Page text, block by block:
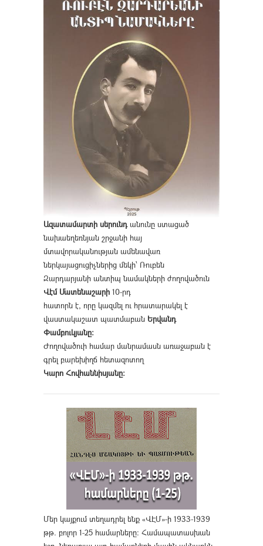
Ազատամարտի սերունդանունը ստացած
նախաեղեռնյան շրջանի հայ
մտավորականության ամենավառ
ներկայացուցիչներից մեկի՝ Ռուբեն
Զարդարյանի անտիպ նամակների ժողովածուն
Վէմ Մատենաշարի 10-րդ
հատորն է, որը կազմել ու հրատարակել է
վաստակաշատ պատմաբան Երվանդ
Փամբուկյանը։
Ժողովածուի համար մանրամասն առաջաբան է
գրել բարեխիղճ հետազոտող
Կարո Հովհաննիսյանը։
Մեր կայքում տեղադրել ենք «ՎԷՄ»-ի 1933-1939
թթ. բոլոր 1-25 համարները։ Համապատասխան